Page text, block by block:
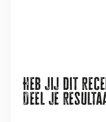
Heb jij dit
Deel je